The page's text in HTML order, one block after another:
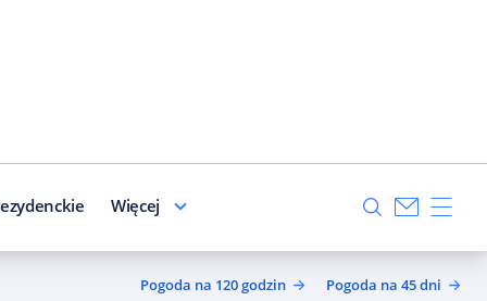
Więcej
Pogoda na 120 godzin Pogoda na 45 dni